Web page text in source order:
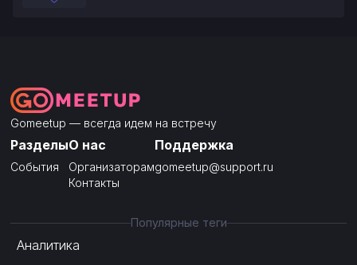
Gomeetup — всегда идем на встречу
Разделы
События
О нас
Организаторам
Контакты
Поддержка
gomeetup@support.ru
Популярные теги
Аналитика